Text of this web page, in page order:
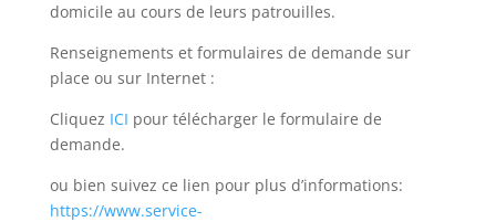
domicile au cours de leurs patrouilles.
Renseignements et formulaires de demande sur
place ou sur Internet :
Cliquez ICI pour télécharger le formulaire de
demande.
ou bien suivez ce lien pour plus d’informations:
https://www.service-